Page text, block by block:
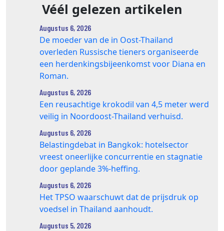
Véél gelezen artikelen
Augustus 6, 2026
De moeder van de in Oost-Thailand
overleden Russische tieners organiseerde
een herdenkingsbijeenkomst voor Diana en
Roman.
Augustus 6, 2026
Een reusachtige krokodil van 4,5 meter werd
veilig in Noordoost-Thailand verhuisd.
Augustus 6, 2026
Belastingdebat in Bangkok: hotelsector
vreest oneerlijke concurrentie en stagnatie
door geplande 3%-heffing.
Augustus 6, 2026
Het TPSO waarschuwt dat de prijsdruk op
voedsel in Thailand aanhoudt.
Augustus 5, 2026